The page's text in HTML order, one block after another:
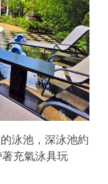
泳池，深泳池約
充氣泳具玩